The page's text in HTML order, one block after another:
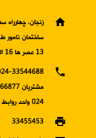
home
زنجان،
13 عصر ها 16 الی19)
phone
024 واحد روابط عمومی
print
33455453